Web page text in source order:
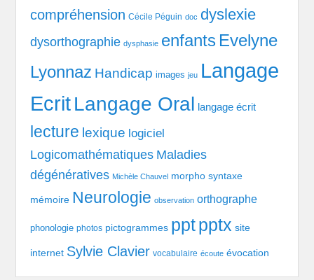
compréhension Cécile Péguin doc dyslexie
dysorthographie dysphasie enfants Evelyne
Lyonnaz Handicap images jeu Langage
EcritLangage Oral langage écrit
lecture lexique logiciel
Logicomathématiques Maladies
dégénératives Michèle Chauvel morpho syntaxe
mémoire Neurologie observation orthographe
phonologie photos pictogrammes pptpptx site
internet Sylvie Clavier vocabulaire écoute évocation